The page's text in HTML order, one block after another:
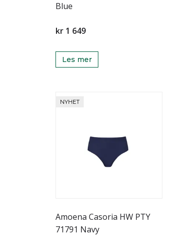
Blue
kr 1 649
Les mer
NYHET
Amoena Casoria HW PTY
71791 Navy